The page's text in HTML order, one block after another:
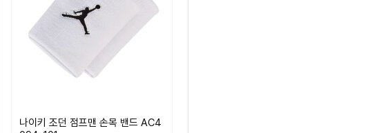
나이키 조던 점프맨 손목 밴드 AC4